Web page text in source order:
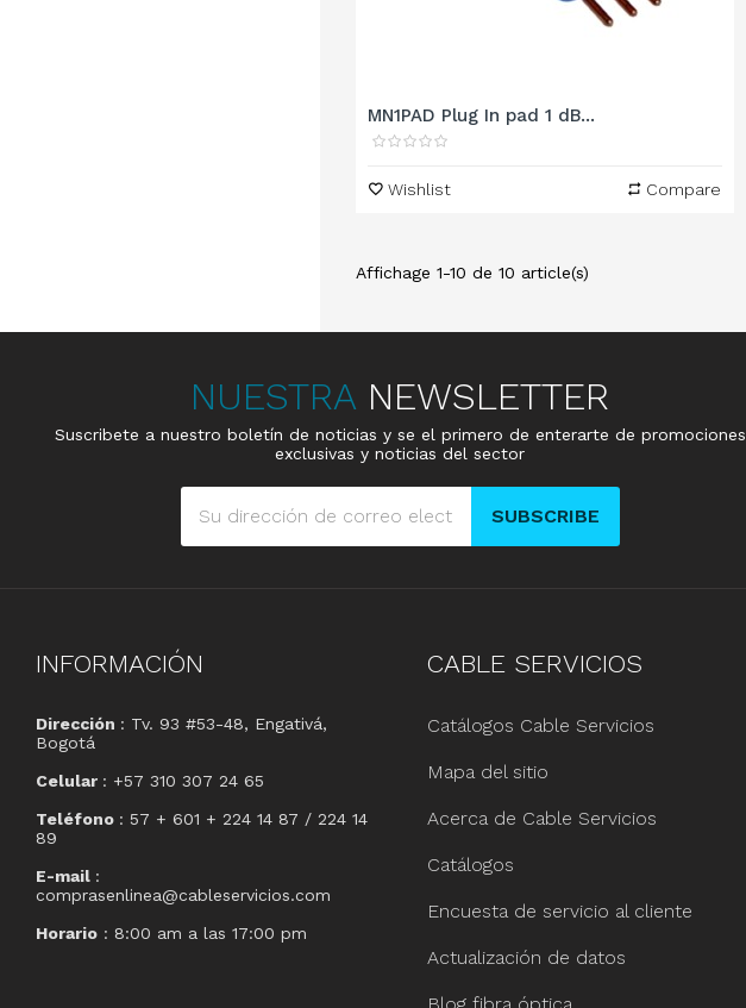
MN1PAD Plug In pad 1 dB...
Wishlist Compare
Affichage 1-10 de 10 article(s)
NUESTRA NEWSLETTER
Suscribete a nuestro boletín de noticias y se el primero de enterarte de promociones
exclusivas y noticias del sector
SUBSCRIBE
INFORMACIÓN
Dirección : Tv. 93 #53-48, Engativá,
Bogotá
Celular : +57 310 307 24 65
Teléfono : 57 + 601 + 224 14 87 / 224 14
89
E-mail :
comprasenlinea@cableservicios.com
Horario : 8:00 am a las 17:00 pm
CABLE SERVICIOS
Catálogos Cable Servicios
Mapa del sitio
Acerca de Cable Servicios
Catálogos
Encuesta de servicio al cliente
Actualización de datos